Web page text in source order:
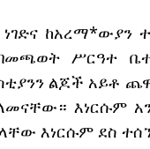
ሥርዓተ
ልጆች
እነርሱም
እነርሱም ደስ